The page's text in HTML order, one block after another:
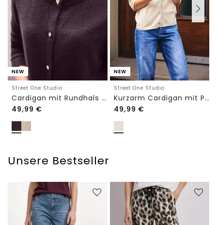
NEW
Street One Studio
Cardigan mit Rundhals und Knöpfen
49,99 €
NEW
Street One Studio
Kurzarm Cardigan mit Polokragen
49,99 €
Unsere Bestseller